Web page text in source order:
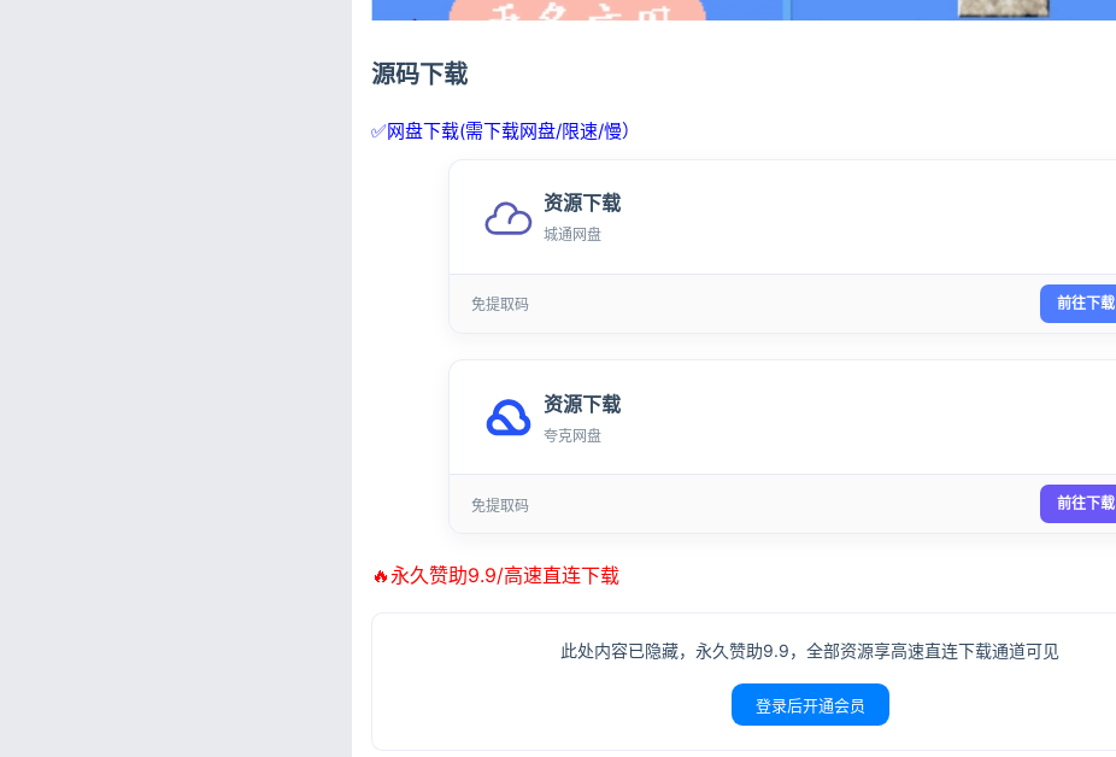
源码下载
✅网盘下载(需下载网盘/限速/慢）
资源下载
城通网盘
免提取码 前往下载
资源下载
夸克网盘
免提取码 前往下载
🔥永久赞助9.9/高速直连下载
此处内容已隐藏，永久赞助9.9，全部资源享高速直连下载通道可见
登录后开通会员